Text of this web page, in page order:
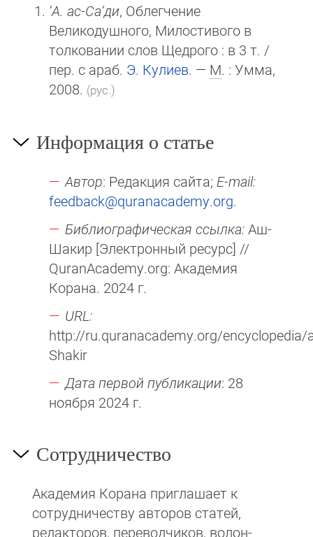
‘А. ас-Са‘ди, Облегчение
Великодушного, Милостивого в
толковании слов Щедрого : в 3 т. /
пер. с араб. Э. Кулиев. — М. : Умма,
2008. (рус.)
Информация о статье
Автор: Редакция сайта; E-mail:
feedback@quranacademy.org.
Библиографическая ссылка:Аш-
Шакир [Электронный ресурс] //
QuranAcademy.org: Академия
Корана. 2024 г.
URL:
http://ru.quranacademy.org/encyclopedia/
Shakir
Дата первой публикации: 28
ноября 2024 г.
Сотрудничество
Академия Корана при­гла­ша­ет к
сотруд­ни­чест­ву авторов статей,
редакто­ров, пере­вод­чи­ков, волон­